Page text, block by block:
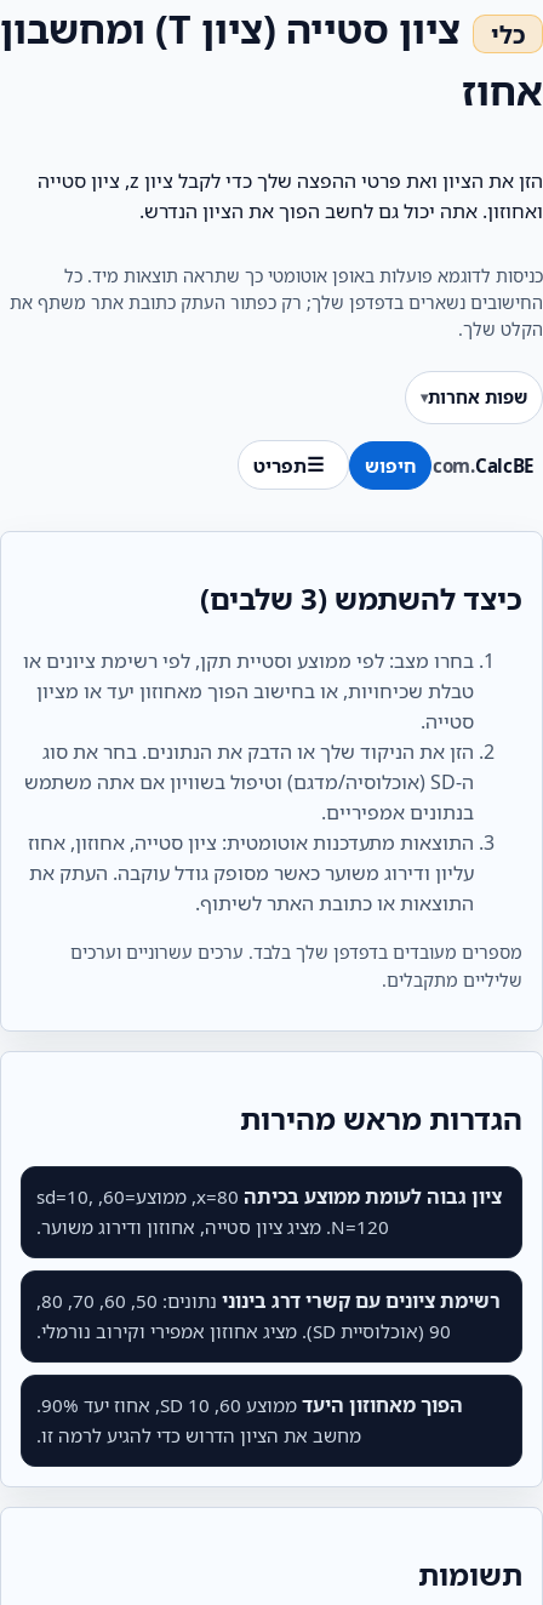
CalcBE
.com חיפוש תפריט
ציון סטייה (ציון T) ומחשבון
אחוז
הזן את הציון ואת פרטי ההפצה שלך כדי לקבל ציון z, ציון סטייה
ואחוזון. אתה יכול גם לחשב הפוך את הציון הנדרש.
כניסות לדוגמא פועלות באופן אוטומטי כך שתראה תוצאות מיד. כל
החישובים נשארים בדפדפן שלך; רק כפתור העתק כתובת אתר משתף את
הקלט שלך.
שפות אחרות
כיצד להשתמש (3 שלבים)
בחרו מצב: לפי ממוצע וסטיית תקן, לפי רשימת ציונים או
טבלת שכיחויות, או בחישוב הפוך מאחוזון יעד או מציון
סטייה.
הזן את הניקוד שלך או הדבק את הנתונים. בחר את סוג
ה-SD (אוכלוסיה/מדגם) וטיפול בשוויון אם אתה משתמש
בנתונים אמפיריים.
התוצאות מתעדכנות אוטומטית: ציון סטייה, אחוזון, אחוז
עליון ודירוג משוער כאשר מסופק גודל עוקבה. העתק את
התוצאות או כתובת האתר לשיתוף.
מספרים מעובדים בדפדפן שלך בלבד. ערכים עשרוניים וערכים
שליליים מתקבלים.
הגדרות מראש מהירות
ציון גבוה לעומת ממוצע בכיתה
x=80, ממוצע=60, sd=10,
N=120. מציג ציון סטייה, אחוזון ודירוג משוער.
רשימת ציונים עם קשרי דרג בינוני
נתונים: 50, 60, 70, 80,
90 (אוכלוסיית SD). מציג אחוזון אמפירי וקירוב נורמלי.
הפוך מאחוזון היעד
ממוצע 60, SD 10, אחוז יעד 90%.
מחשב את הציון הדרוש כדי להגיע לרמה זו.
תשומות